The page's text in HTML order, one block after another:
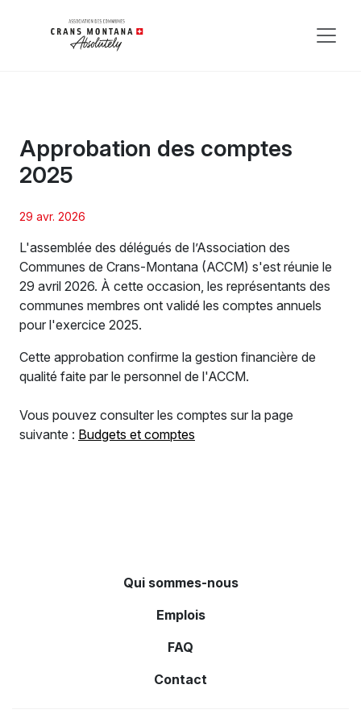
Approbation des comptes
2025
29 avr. 2026
L'assemblée des délégués de l’Association des
Communes de Crans-Montana (ACCM) s'est réunie le
29 avril 2026. À cette occasion, les représentants des
communes membres ont validé les comptes annuels
pour l'exercice 2025.
Cette approbation confirme la gestion financière de
qualité faite par le personnel de l'ACCM.
Vous pouvez consulter les comptes sur la page
suivante : Budgets et comptes
Qui sommes-nous
Emplois
FAQ
Contact